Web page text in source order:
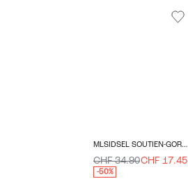
MLSIDSEL SOUTIEN-GORGE D'ALLAITEMENT
CHF 34.90CHF 17.45
-50%